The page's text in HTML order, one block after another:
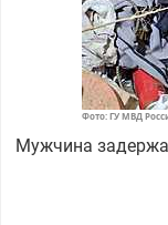
Фото: ГУ МВД
Мужчина